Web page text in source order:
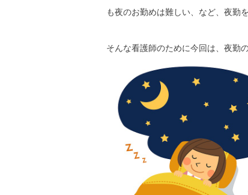
も夜のお勤めは難しい、など、夜勤
そんな看護師のために今回は、夜勤